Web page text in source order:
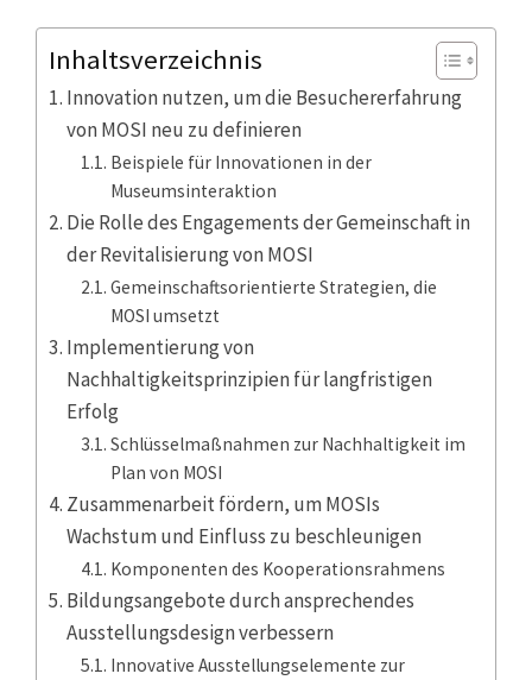
Inhaltsverzeichnis
Innovation nutzen, um die Besuchererfahrung
von MOSI neu zu definieren
Beispiele für Innovationen in der
Museumsinteraktion
Die Rolle des Engagements der Gemeinschaft in
der Revitalisierung von MOSI
Gemeinschaftsorientierte Strategien, die
MOSI umsetzt
Implementierung von
Nachhaltigkeitsprinzipien für langfristigen
Erfolg
Schlüsselmaßnahmen zur Nachhaltigkeit im
Plan von MOSI
Zusammenarbeit fördern, um MOSIs
Wachstum und Einfluss zu beschleunigen
Komponenten des Kooperationsrahmens
Bildungsangebote durch ansprechendes
Ausstellungsdesign verbessern
Innovative Ausstellungselemente zur